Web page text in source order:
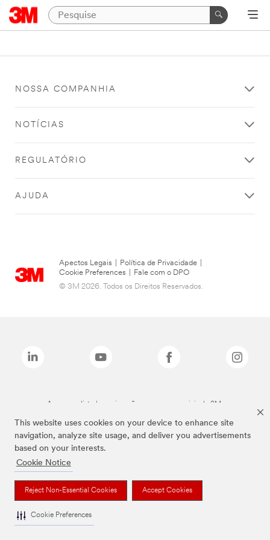
This website uses cookies on your device to enhance site
navigation, analyze site usage, and deliver you advertisements
based on your interests.
Cookie Notice
Reject Non-Essential Cookies Accept Cookies
Cookie Preferences
NOSSA COMPANHIA
NOTÍCIAS
REGULATÓRIO
AJUDA
Apectos Legais Política de Privacidade
Cookie Preferences
Fale com o DPO
© 3M 2026. Todos os Direitos Reservados.
As marcas listadas a cima são marcas comerciais da 3M.